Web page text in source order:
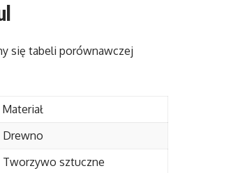
się tabeli porównawczej
Materiał
Drewno
Tworzywo sztuczne